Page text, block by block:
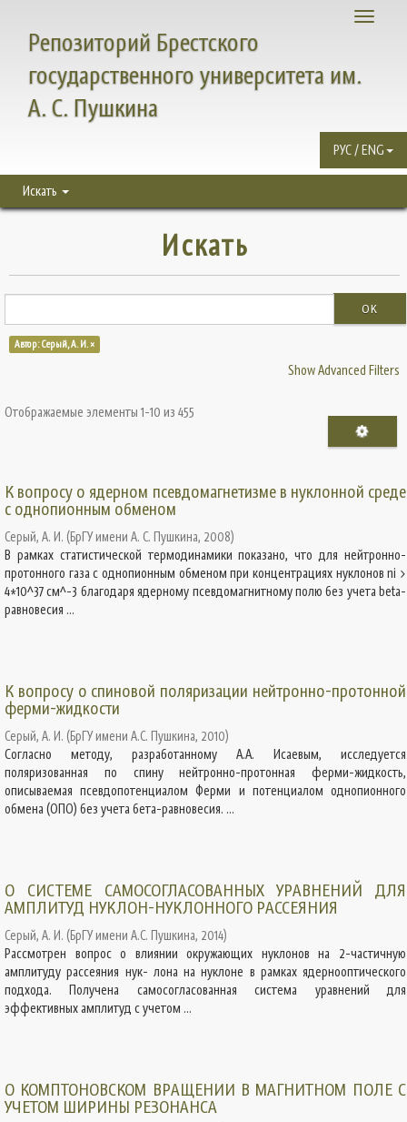
Toggle
Репозиторий Брестского
государственного университета им.
А. С. Пушкина
РУС / ENG
Искать
Искать
OK
Автор: Серый, А. И. ×
Show Advanced Filters
Отображаемые элементы 1-10 из 455
К вопросу о ядерном псевдомагнетизме в нуклонной среде
с однопионным обменом
Серый, А. И. (БрГУ имени А. С. Пушкина, 2008)
В рамках статистической термодинамики показано, что для нейтронно-
протонного газа с однопионным обменом при концентрациях нуклонов ni >
4*10^37 см^-3 благодаря ядерному псевдомагнитному полю без учета beta-
равновесия ...
К вопросу о спиновой поляризации нейтронно-протонной
ферми-жидкости
Серый, А. И. (БрГУ имени А.С. Пушкина, 2010)
Согласно методу, разработанному А.А. Исаевым, исследуется
поляризованная по спину нейтронно-протонная ферми-жидкость,
описываемая псевдопотенциалом Ферми и потенциалом однопионного
обмена (ОПО) без учета бета-равновесия. ...
О СИСТЕМЕ САМОСОГЛАСОВАННЫХ УРАВНЕНИЙ ДЛЯ
АМПЛИТУД НУКЛОН-НУКЛОННОГО РАССЕЯНИЯ
Серый, А. И. (БрГУ имени А.С. Пушкина, 2014)
Рассмотрен вопрос о влиянии окружающих нуклонов на 2-частичную
амплитуду рассеяния нук- лона на нуклоне в рамках ядернооптического
подхода. Получена самосогласованная система уравнений для
эффективных амплитуд с учетом ...
О КОМПТОНОВСКОМ ВРАЩЕНИИ В МАГНИТНОМ ПОЛЕ С
УЧЕТОМ ШИРИНЫ РЕЗОНАНСА